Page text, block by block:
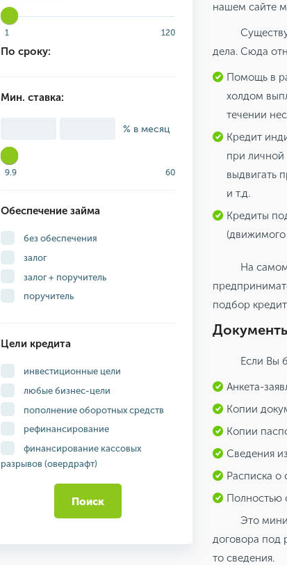
1 120
По сроку:
Мин. ставка:
% в месяц
9.9 60
Обеспечение займа
без обеспечения
залог
залог + поручитель
поручитель
Цели кредита
инвестиционные цели
любые бизнес-цели
пополнение оборотных средств
рефинансирование
финансирование кассовых
разрывов (овердрафт)
Поиск
нашем сайте
дела. Сюда
Помощь в
холдом
течении
Кредит
при личной
выдвигать
и т.д.
Кредиты
На
подбор
Если Вы
Анкета-
Копии
Копии
Сведения
Расписка о
Полностью
Это
договора под
то сведения.